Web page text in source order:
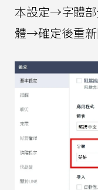
本設定→字體
體→確定後重新